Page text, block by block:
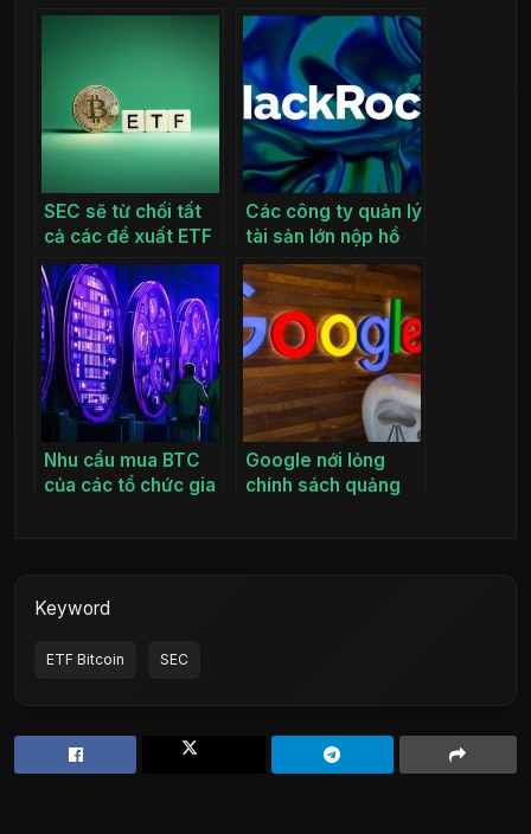
SEC sẽ từ chối tất
cả các đề xuất ETF
Bitcoin Spot trong
tháng 1
Các công ty quản lý
tài sản lớn nộp hồ
sơ ETF Bitcoin mới
cho SEC
Nhu cầu mua BTC
của các tổ chức gia
Google nới lỏng
chính sách quảng
Keyword
ETF Bitcoin SEC